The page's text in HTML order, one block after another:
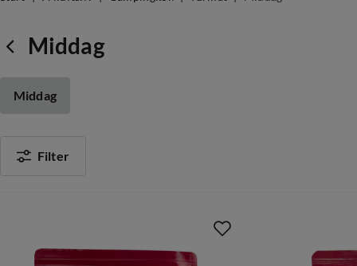
Middag
Middag
Filter